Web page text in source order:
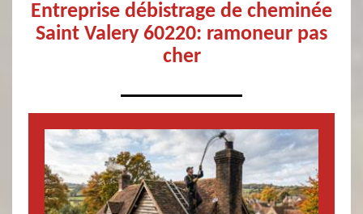
Entreprise débistrage de cheminée
Saint Valery 60220: ramoneur pas
cher